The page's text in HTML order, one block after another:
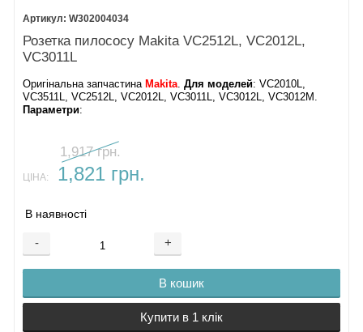
W302004034
Розетка пилососу Makita VC2512L, VC2012L,
VC3011L
Оригінальна запчастина Makita.Для моделей: VC2010L,
VC3511L, VC2512L, VC2012L, VC3011L, VC3012L, VC3012M.
Параметри:
1,917 грн.
ЦІНА: 1,821 грн.
В наявності
- +
В кошик
Купити в 1 клік